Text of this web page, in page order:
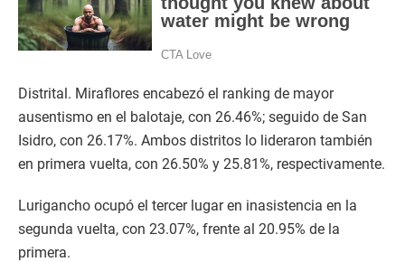
Distrital. Miraflores encabezó el ranking de mayor
ausentismo en el balotaje, con 26.46%; seguido de San
Isidro, con 26.17%. Ambos distritos lo lideraron también
en primera vuelta, con 26.50% y 25.81%, respectivamente.
Lurigancho ocupó el tercer lugar en inasistencia en la
segunda vuelta, con 23.07%, frente al 20.95% de la
primera.